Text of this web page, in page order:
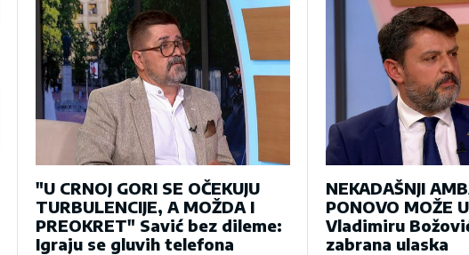
"U CRNOJ GORI SE OČEKUJU
TURBULENCIJE, A MOŽDA I
PREOKRET" Savić bez dileme:
Igraju se gluvih telefona
NEKADAŠNJI
PONOVO MOŽE
Vladimiru
zabrana ulaska